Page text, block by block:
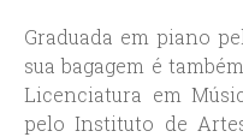
Graduada em piano
sua bagagem é
Licenciatura em
pelo Instituto de